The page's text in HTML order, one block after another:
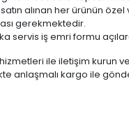
alınan her ürünün
gerekmektedir.
servis iş emri formu
ile iletişim kurun
anlaşmalı kargo ile